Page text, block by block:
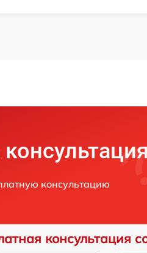
консультацию
консультация